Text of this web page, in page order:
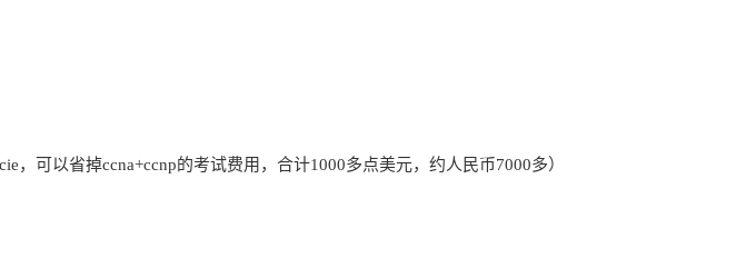
可以省掉ccna+ccnp的考试费用，合计1000多点美元，约人民币7000多）